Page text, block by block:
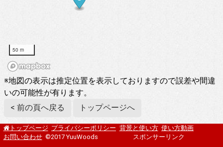
50 m
※地図の表示は推定位置を表示しておりますので誤差や間違
いの可能性が有ります。
< 前の頁へ戻る
トップページへ
トップページ プライバシーポリシー 背景と使い方 使い方動画
お問い合わせ ©2017 YuuWoods スポンサーリンク